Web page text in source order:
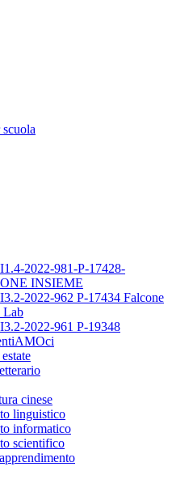
2022-981-P-17428-
INSIEME
2022-962 P-17434 Falcone
Lab
2022-961 P-19348
cinese
linguistico
informatico
scientifico